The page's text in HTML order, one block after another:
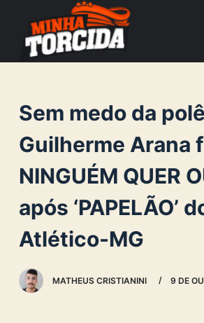
o
e
Sem medo da
Guilherme Arana
NINGUÉM QUER
após ‘PAPELÃO’
Atlético-MG
MATHEUS CRISTIANINI 9 DE